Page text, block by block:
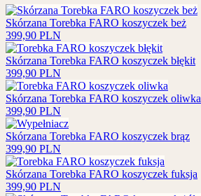
Skórzana Torebka FARO koszyczek beż
399,90 PLN
Skórzana Torebka FARO koszyczek błękit
399,90 PLN
Skórzana Torebka FARO koszyczek oliwka
399,90 PLN
Skórzana Torebka FARO koszyczek brąz
399,90 PLN
Skórzana Torebka FARO koszyczek fuksja
399,90 PLN